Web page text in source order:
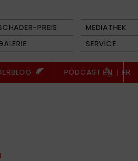
PREIS
MEDIATHEK
SERVICE
PODCAST EN | FR